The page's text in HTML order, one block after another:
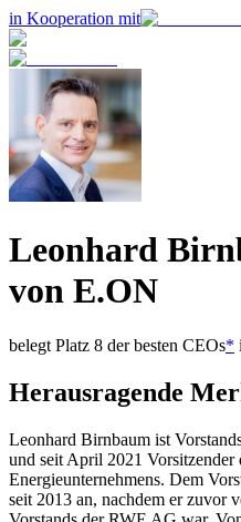
in Kooperation mit
Leonhard
von E.ON
belegt Platz 8 der besten CEOs*
Herausragende
Leonhard Birnbaum ist
und seit April 2021 Vorsitzender
Energieunternehmens. Dem
seit 2013 an, nachdem er zuvor